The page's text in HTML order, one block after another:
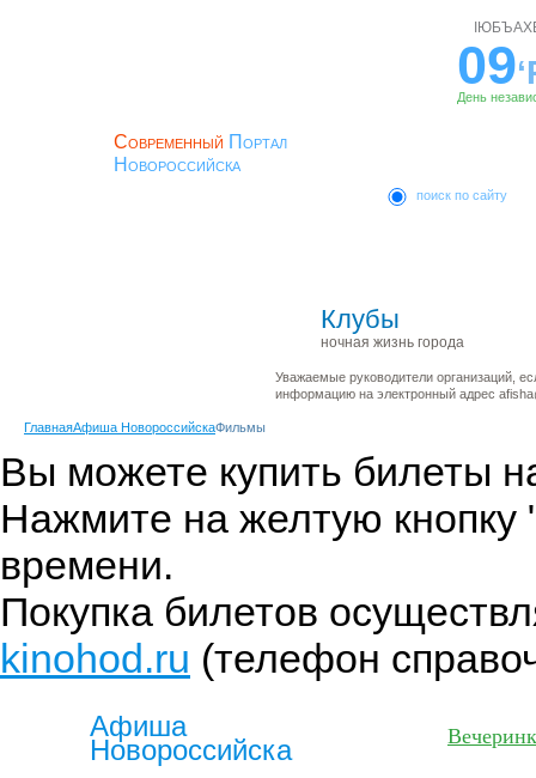
Современный Портал
Новороссийска
09
День
поиск по сайту
Клубы
ночная жизнь города
Уважаемые руководители организаций,
информацию на электронный адрес
ГлавнаяАфиша НовороссийскаФильмы
Вы можете купить билеты
Нажмите на желтую кнопку
времени.
Покупка билетов
kinohod.ru (телефон
Афиша
Новороссийска